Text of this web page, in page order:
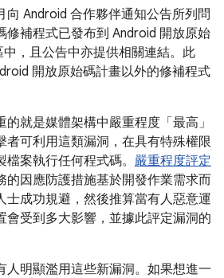
向 Android 合作夥伴通知公告所列問
修補程式已發布到 Android 開放原始
中，且公告中亦提供相關連結。此
開放原始碼計畫以外的修補程式
就是媒體架構中嚴重程度「最高」
者可利用這類漏洞，在具有特殊權限
案執行任何程式碼。 嚴重程度評定
的因應防護措施基於開發作業需求而
士成功規避，然後推算當有人惡意運
會受到多大影響，並據此評定漏洞的
人明顯濫用這些新漏洞。如果想進一